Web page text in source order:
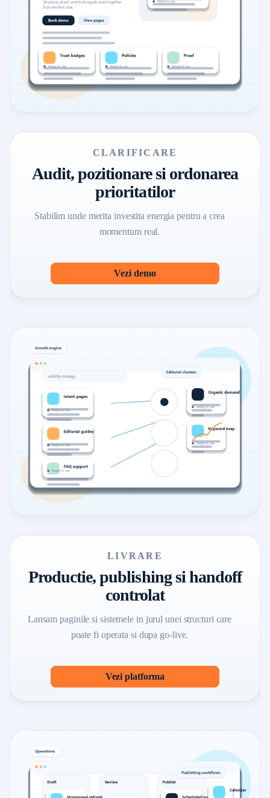
CLARIFICARE
Audit, pozitionare si ordonarea
prioritatilor
Stabilim unde merita investita energia pentru a crea
momentum real.
Vezi demo
LIVRARE
Productie, publishing si handoff
controlat
Lansam paginile si sistemele in jurul unei structuri care
poate fi operata si dupa go-live.
Vezi platforma